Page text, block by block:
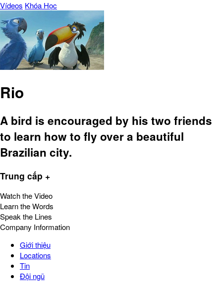
Vídeos Khóa Học
Rio
A bird is encouraged by his two friends
to learn how to fly over a beautiful
Brazilian city.
Trung cấp +
Watch the Video
Learn the Words
Speak the Lines
Company Information
Giới thiệu
Locations
Tin
Đội ngũ